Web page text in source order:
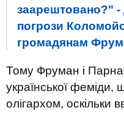
заарештовано?" -
погрози
громадянам
Тому Фруман і
української феміди,
олігархом, оскільки